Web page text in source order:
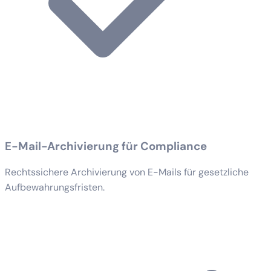
E-Mail-Archivierung für Compliance
Rechtssichere Archivierung von E-Mails für gesetzliche
Aufbewahrungsfristen.